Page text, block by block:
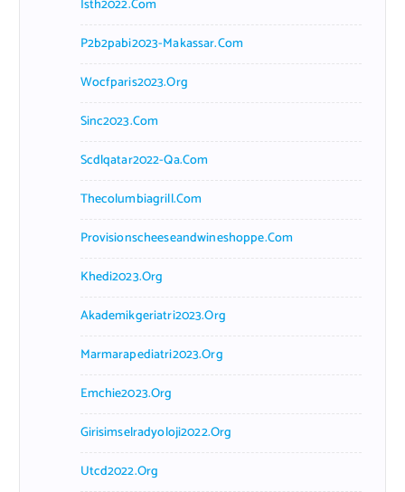
Isth2022.com
P2b2pabi2023-Makassar.com
Wocfparis2023.org
Sinc2023.com
Scdlqatar2022-Qa.com
Thecolumbiagrill.com
Provisionscheeseandwineshoppe.com
Khedi2023.org
Akademikgeriatri2023.org
Marmarapediatri2023.org
Emchie2023.org
Girisimselradyoloji2022.org
Utcd2022.org